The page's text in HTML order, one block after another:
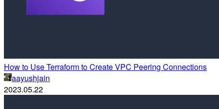
How to Use Terraform to Create VPC Peering Connections
aayushjain
2023.05.22